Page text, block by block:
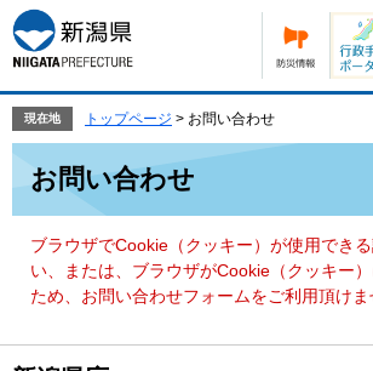
ー
ジ
の
頭
す。
ニ
ュ
ー
飛
て
現在地 トップページ > お問い合わせ
お問い合わせ
ブラウザでCookie（クッキー）が使用でき
い、または、ブラウザがCookie（クッキー
ため、お問い合わせフォームをご利用頂けま